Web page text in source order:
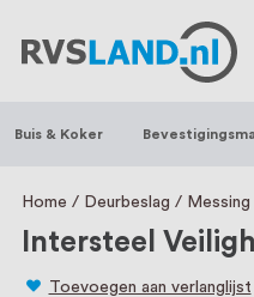
RVS Land is een
trapleuningen,
een eigen
staat persoonlijke
Buis & Koker
Home Deurbeslag
Intersteel
Toevoegen aan verlanglijst